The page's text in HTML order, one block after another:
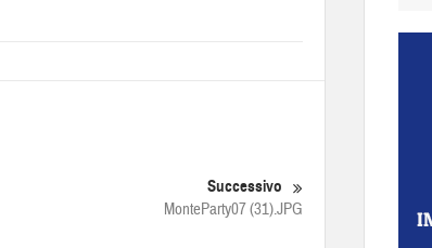
Successivo
MonteParty07 (31).JPG